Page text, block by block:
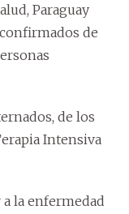
Paraguay
de
de los
Intensiva
la enfermedad